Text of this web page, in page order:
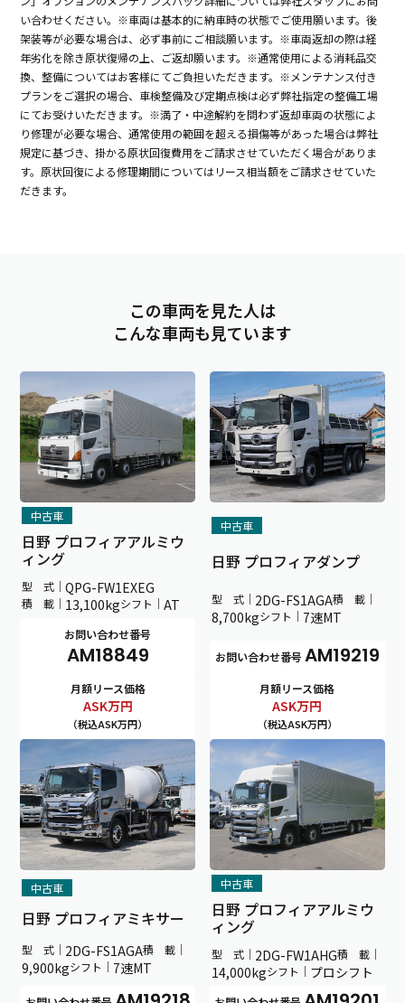
い合わせください。※車両は基本的に納車時の状態でご使用願います。後
架装等が必要な場合は、必ず事前にご相談願います。※車両返却の際は経
年劣化を除き原状復帰の上、ご返却願います。※通常使用による消耗品交
換、整備についてはお客様にてご負担いただきます。※メンテナンス付き
プランをご選択の場合、車検整備及び定期点検は必ず弊社指定の整備工場
にてお受けいただきます。※満了・中途解約を問わず返却車両の状態によ
り修理が必要な場合、通常使用の範囲を超える損傷等があった場合は弊社
規定に基づき、掛かる原状回復費用をご請求させていただく場合がありま
す。原状回復による修理期間についてはリース相当額をご請求させていた
だきます。
この車両を見た人は
こんな車両も見ています
中古車
日野 プロフィアアルミウ
ィング
型 式｜QPG-FW1EXEG
積 載｜ 13,100kgシフト｜ AT
お問い合わせ番号
AM18849
月額リース価格
ASK万円
（税込ASK万円）
中古車
日野 プロフィアダンプ
型 式｜ 2DG-FS1AGA積 載｜
8,700kgシフト｜ 7速MT
お問い合わせ番号 AM19219
月額リース価格
ASK万円
（税込ASK万円）
中古車
日野 プロフィアミキサー
型 式｜ 2DG-FS1AGA積 載｜
9,900kgシフト｜ 7速MT
中古車
日野 プロフィアアルミウ
ィング
型 式｜ 2DG-FW1AHG積 載｜
14,000kgシフト｜ プロシフト